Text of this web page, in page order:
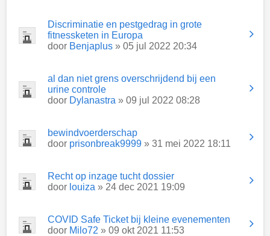
Discriminatie en pestgedrag in grote
fitnessketen in Europa
door Benjaplus » 05 jul 2022 20:34
al dan niet grens overschrijdend bij een
urine controle
door Dylanastra » 09 jul 2022 08:28
bewindvoerderschap
door prisonbreak9999 » 31 mei 2022 18:11
Recht op inzage tucht dossier
door louiza » 24 dec 2021 19:09
COVID Safe Ticket bij kleine evenementen
door Milo72 » 09 okt 2021 11:53